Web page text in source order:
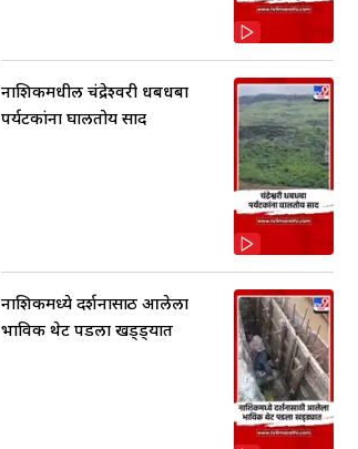
नाशिकमधील चंद्रेश्वरी धबधबा
पर्यटकांना घालतोय साद
नाशिकमध्ये दर्शनासाठी आलेला
भाविक थेट पडला खड्ड्यात